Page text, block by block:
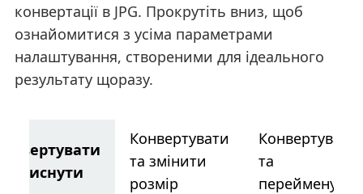
конвертації в JPG. Прокрутіть вниз, щоб
ознайомитися з усіма параметрами
налаштування, створеними для ідеального
результату щоразу.
стиснути
Конвертувати
та змінити
розмір
Конвертувати
та